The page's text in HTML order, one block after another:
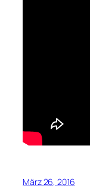
März 26, 2016